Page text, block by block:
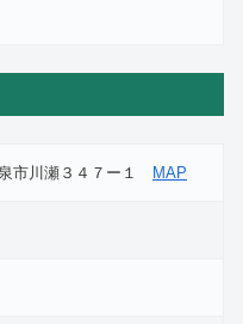
市川瀬３４７ー１ MAP